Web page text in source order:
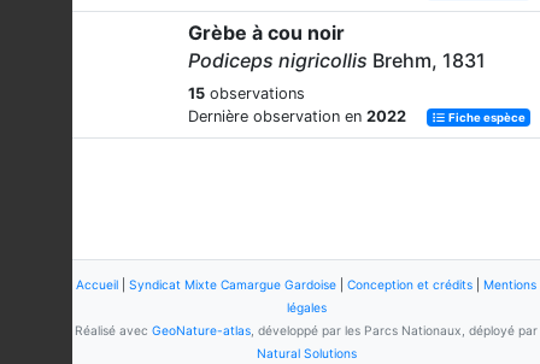
Grèbe à cou noir
Podiceps nigricollis Brehm, 1831
15 observations
Dernière observation en 2022 Fiche espèce
Accueil Syndicat Mixte Camargue Gardoise Conception et crédits
Mentions
légales
Réalisé avec GeoNature-atlas , développé par les Parcs Nationaux, déployé par
Natural Solutions